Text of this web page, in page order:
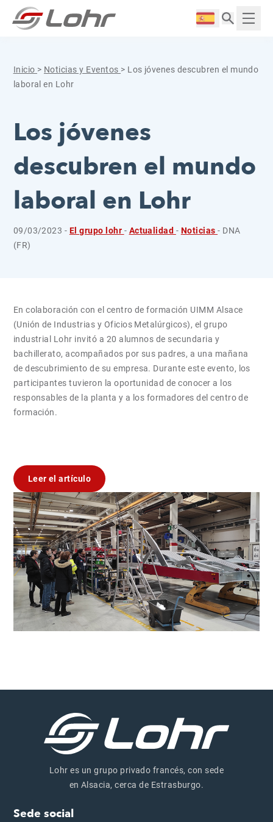
Saltar al contenido
Langue :
Inicio > Noticias y Eventos > Los jóvenes descubren el mundo
laboral en Lohr
Los jóvenes
descubren el mundo
laboral en Lohr
09/03/2023 - El grupo lohr - Actualidad - Noticias- DNA
(FR)
En colaboración con el centro de formación UIMM Alsace
(Unión de Industrias y Oficios Metalúrgicos), el grupo
industrial Lohr invitó a 20 alumnos de secundaria y
bachillerato, acompañados por sus padres, a una mañana
de descubrimiento de su empresa. Durante este evento, los
participantes tuvieron la oportunidad de conocer a los
responsables de la planta y a los formadores del centro de
formación.
Leer el artículo
Lohr es un grupo privado francés, con sede
en Alsacia, cerca de Estrasburgo.
Sede social
Panel de gestión de cookies